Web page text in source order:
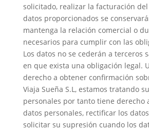
solicitado, realizar la facturación del
datos proporcionados se
mantenga la relación comercial o
necesarios para cumplir con las
Los datos no se cederán a terceros
en que exista una obligación legal.
derecho a obtener confirmación
Viaja Sueña S.L, estamos tratando
personales por tanto tiene derecho
datos personales, rectificar los
solicitar su supresión cuando los